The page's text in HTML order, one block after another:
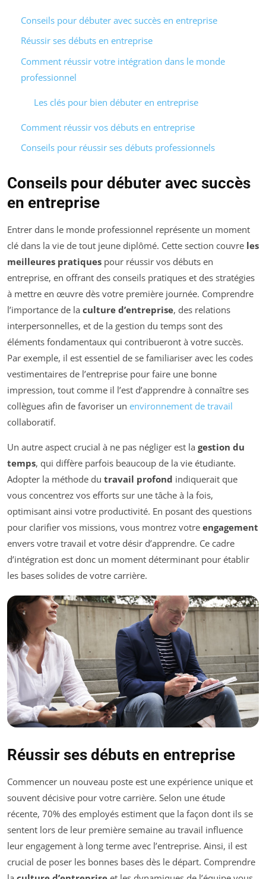
Conseils pour débuter avec succès en entreprise
Réussir ses débuts en entreprise
Comment réussir votre intégration dans le monde
professionnel
Les clés pour bien débuter en entreprise
Comment réussir vos débuts en entreprise
Conseils pour réussir ses débuts professionnels
Conseils pour débuter avec succès
en entreprise
Entrer dans le monde professionnel représente un moment
clé dans la vie de tout jeune diplômé. Cette section couvre les
meilleures pratiques pour réussir vos débuts en
entreprise, en offrant des conseils pratiques et des stratégies
à mettre en œuvre dès votre première journée. Comprendre
l’importance de la culture d’entreprise, des relations
interpersonnelles, et de la gestion du temps sont des
éléments fondamentaux qui contribueront à votre succès.
Par exemple, il est essentiel de se familiariser avec les codes
vestimentaires de l’entreprise pour faire une bonne
impression, tout comme il l’est d’apprendre à connaître ses
collègues afin de favoriser un environnement de travail
collaboratif.
Un autre aspect crucial à ne pas négliger est la gestion du
temps, qui diffère parfois beaucoup de la vie étudiante.
Adopter la méthode du travail profond indiquerait que
vous concentrez vos efforts sur une tâche à la fois,
optimisant ainsi votre productivité. En posant des questions
pour clarifier vos missions, vous montrez votre engagement
envers votre travail et votre désir d’apprendre. Ce cadre
d’intégration est donc un moment déterminant pour établir
les bases solides de votre carrière.
Réussir ses débuts en entreprise
Commencer un nouveau poste est une expérience unique et
souvent décisive pour votre carrière. Selon une étude
récente, 70% des employés estiment que la façon dont ils se
sentent lors de leur première semaine au travail influence
leur engagement à long terme avec l’entreprise. Ainsi, il est
crucial de poser les bonnes bases dès le départ. Comprendre